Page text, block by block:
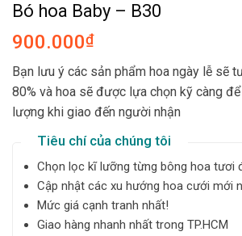
Bó hoa Baby – B30
900.000₫
Bạn lưu ý các sản phẩm hoa ngày lễ sẽ
80% và hoa sẽ được lựa chọn kỹ càng
lượng khi giao đến người nhận
Tiêu chí của chúng tôi
Chọn lọc kĩ lưỡng từng bông hoa tươi
Cập nhật các xu hướng hoa cưới mới
Mức giá cạnh tranh nhất!
Giao hàng nhanh nhất trong TP.HCM